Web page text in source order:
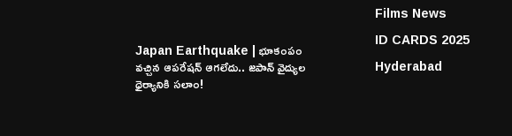
Japan Earthquake | భూకంపం
వచ్చిన ఆపరేషన్ ఆగలేదు.. జపాన్ వైద్యుల
ధైర్యానికి సలాం!
Films News
ID CARDS 2025
Hyderabad